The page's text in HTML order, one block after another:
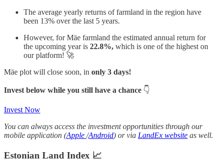
The average yearly returns of farmland in the region have
been 13% over the last 5 years.
However, for Mäe farmland the estimated annual return for
the upcoming year is 22.8%, which is one of the highest on
our platform! 🚀
Mäe plot will close soon, in only 3 days!
Invest below while you still have a chance 👇
Invest Now
You can always access the investment opportunities through our
mobile application (Apple /Android) or via LandEx website as well.
Estonian Land Index 📈